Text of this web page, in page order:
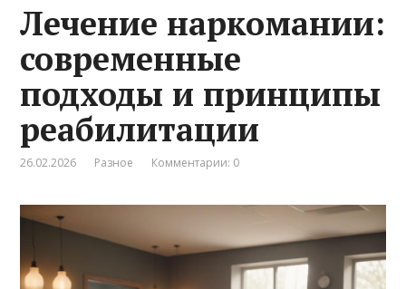
Лечение наркомании:
современные
подходы и принципы
реабилитации
26.02.2026 Разное Комментарии: 0